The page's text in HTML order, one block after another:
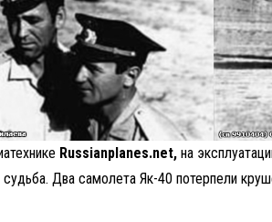
Russianplanes.net, на
Два самолета Як-40 потерпели